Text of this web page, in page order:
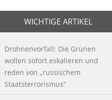
WICHTIGE ARTIKEL
Drohnenvorfall: Die Grünen
wollen sofort eskalieren und
reden von „russischem
Staatsterrorismus“